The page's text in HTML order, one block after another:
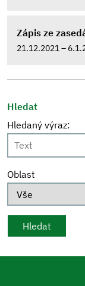
Zápis ze
21.12.2021 –
Hledat
Hledaný výraz:
Oblast